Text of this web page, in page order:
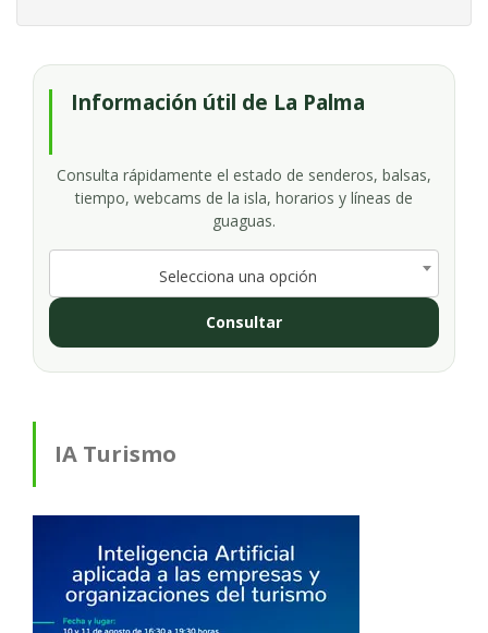
Información útil de La Palma
Consulta rápidamente el estado de senderos, balsas,
tiempo, webcams de la isla, horarios y líneas de
guaguas.
Selecciona una opción
Consultar
IA Turismo